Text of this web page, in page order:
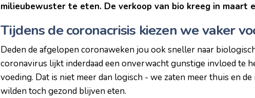
milieubewuster te eten. De verkoop van bio kreeg in maart
Tijdens de coronacrisis kiezen we vaker
Deden de afgelopen coronaweken jou ook sneller naar
coronavirus lijkt inderdaad een onverwacht gunstige invloed te
voeding. Dat is niet meer dan logisch - we zaten meer thuis en
wilden toch gezond blijven eten.